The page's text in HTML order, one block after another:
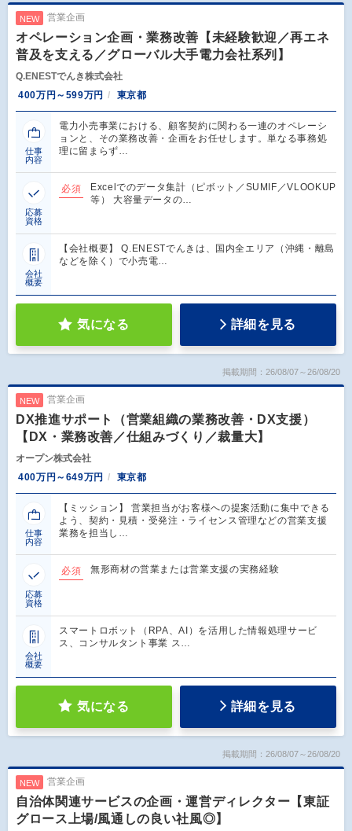
NEW 営業企画
オペレーション企画・業務改善【未経験歓迎／再エネ
普及を支える／グローバル大手電力会社系列】
Q.ENESTでんき株式会社
400万円～599万円
東京都
仕事
内容
電力小売事業における、顧客契約に関わる一連のオペレーシ
ョンと、その業務改善・企画をお任せします。単なる事務処
理に留まらず…
応募
資格
必須
Excelでのデータ集計（ピボット／SUMIF／VLOOKUP
等） 大容量データの…
会社
概要
【会社概要】 Q.ENESTでんきは、国内全エリア（沖縄・離島
などを除く）で小売電…
気になる 詳細を見る
掲載期間：26/08/07～26/08/20
NEW 営業企画
DX推進サポート（営業組織の業務改善・DX支援）
【DX・業務改善／仕組みづくり／裁量大】
オープン株式会社
400万円～649万円
東京都
仕事
内容
【ミッション】 営業担当がお客様への提案活動に集中できる
よう、契約・見積・受発注・ライセンス管理などの営業支援
業務を担当し…
応募
資格
必須 無形商材の営業または営業支援の実務経験
会社
概要
スマートロボット（RPA、AI）を活用した情報処理サービ
ス、コンサルタント事業 ス…
気になる 詳細を見る
掲載期間：26/08/07～26/08/20
NEW 営業企画
自治体関連サービスの企画・運営ディレクター【東証
グロース上場/風通しの良い社風◎】